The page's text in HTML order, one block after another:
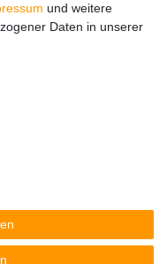
und weitere
Daten in unserer